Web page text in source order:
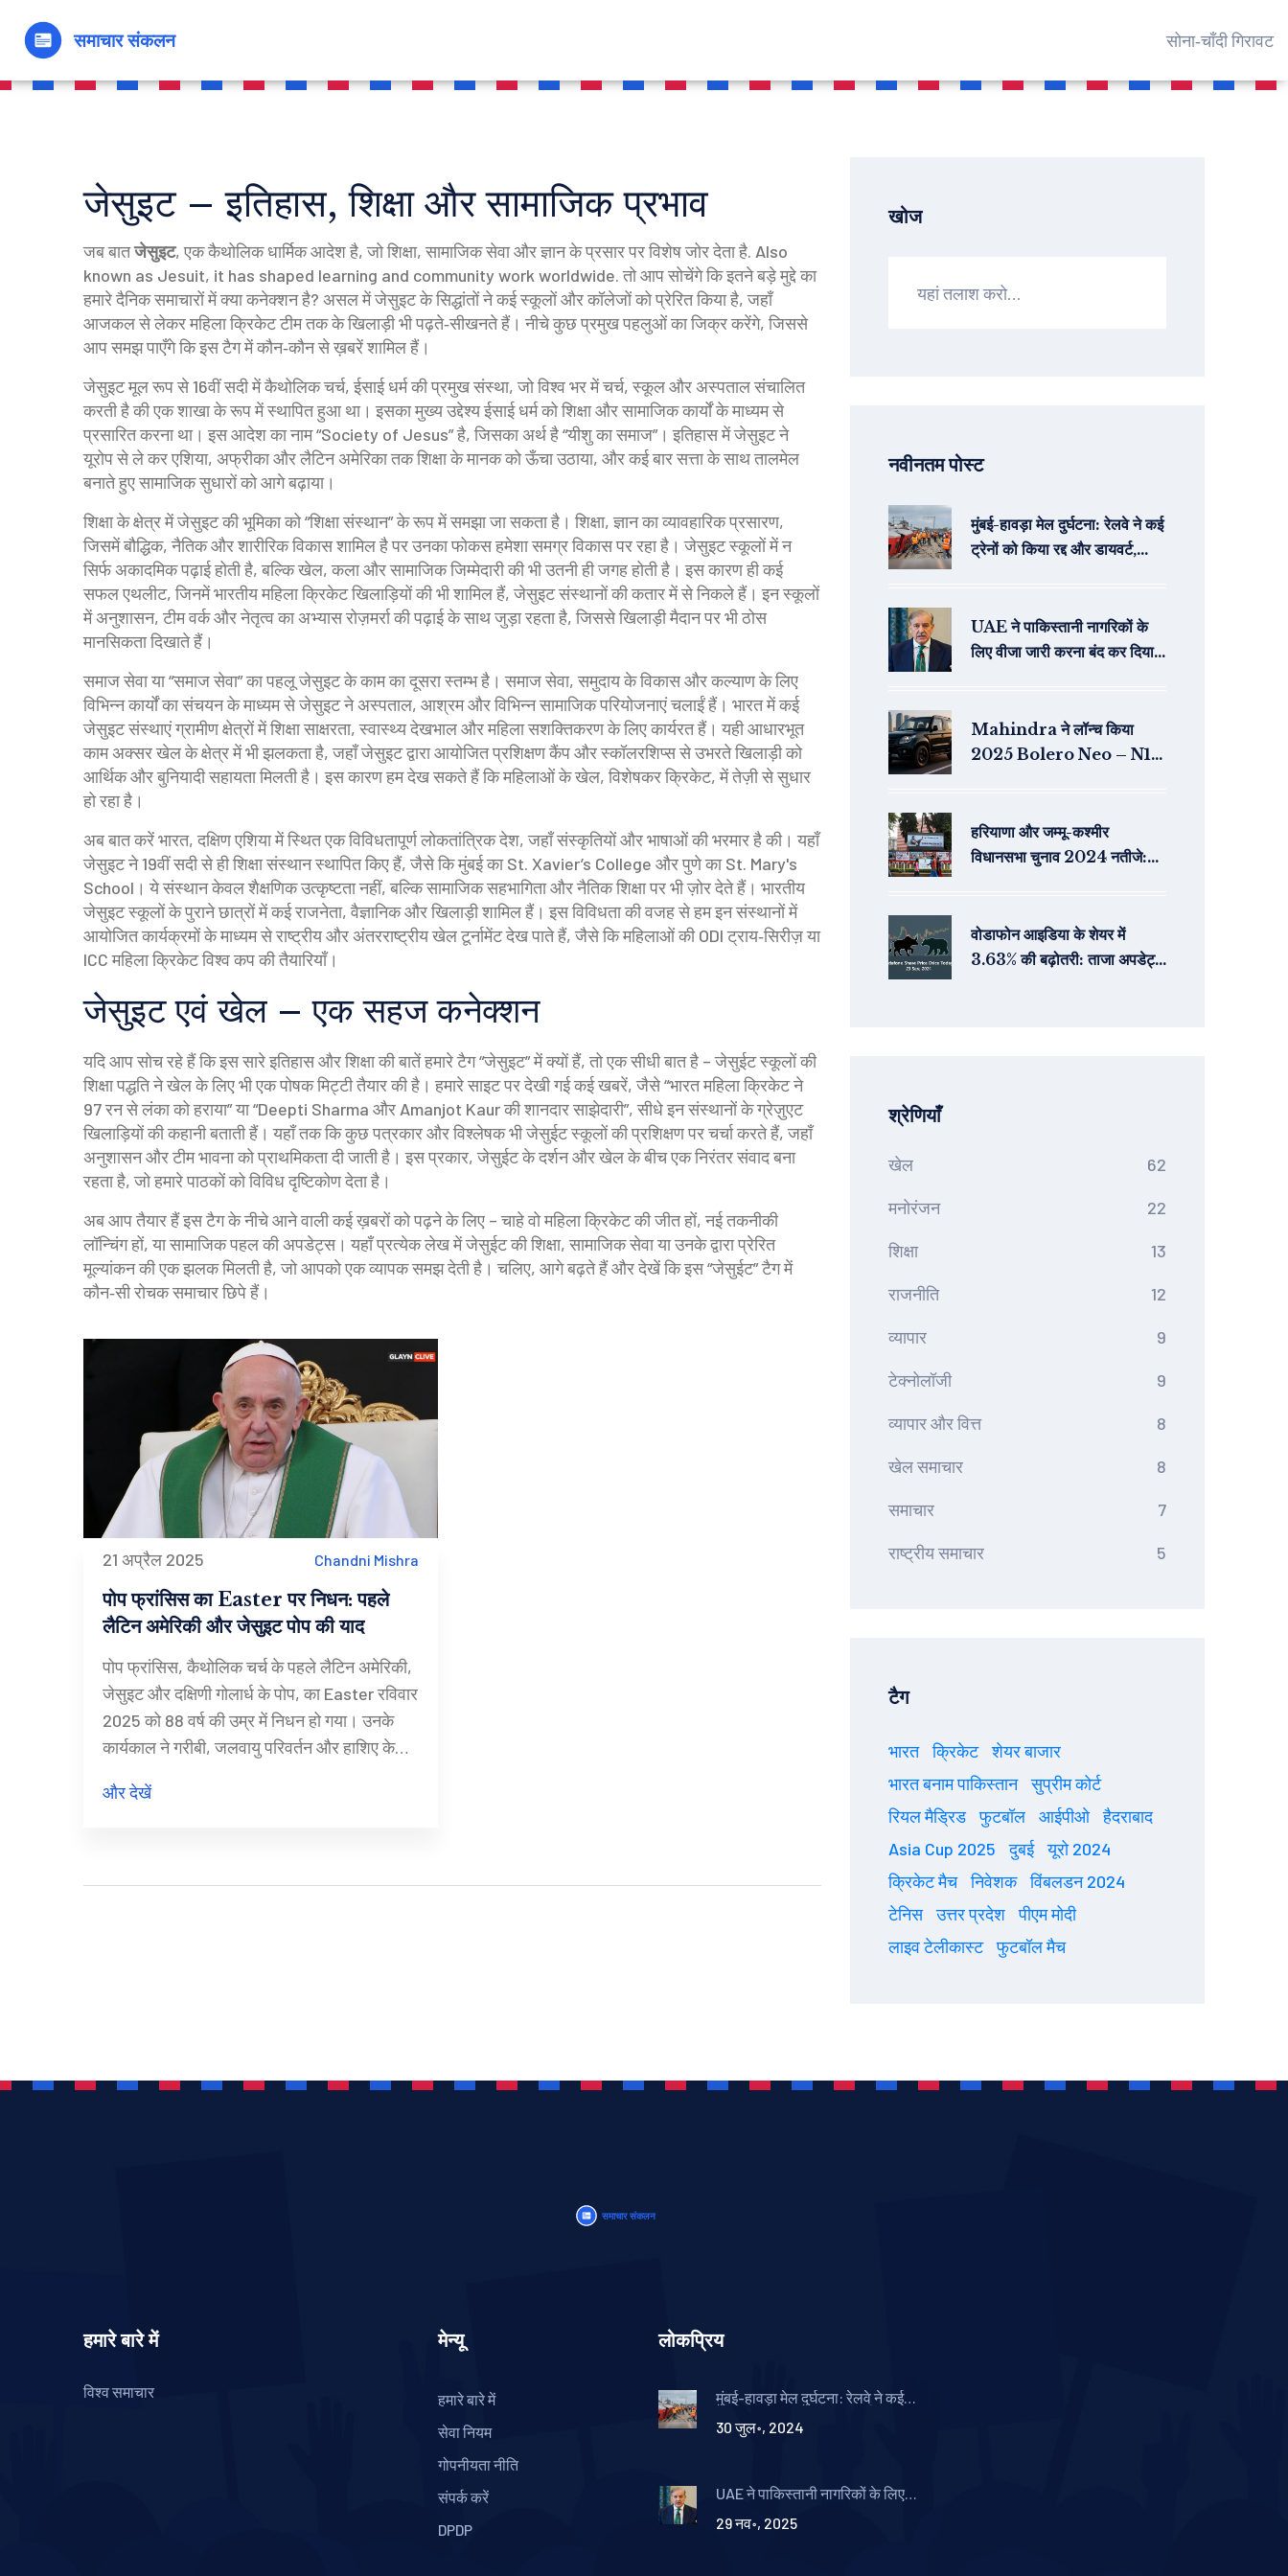
सोना‑चाँदी गिरावट
जेसुइट – इतिहास, शिक्षा और सामाजिक प्रभाव
जब बातजेसुइट,एक कैथोलिक धार्मिक आदेश है, जो शिक्षा, सामाजिक सेवा और ज्ञान के प्रसार पर विशेष जोर देता है. Also
known as Jesuit, it has shaped learning and community work worldwide.तो आप सोचेंगे कि इतने बड़े मुद्दे का
हमारे दैनिक समाचारों में क्या कनेक्शन है? असल में जेसुइट के सिद्धांतों ने कई स्कूलों और कॉलेजों को प्रेरित किया है, जहाँ
आजकल से लेकर महिला क्रिकेट टीम तक के खिलाड़ी भी पढ़ते‑सीखनते हैं। नीचे कुछ प्रमुख पहलुओं का जिक्र करेंगे, जिससे
आप समझ पाएँगे कि इस टैग में कौन‑कौन से ख़बरें शामिल हैं।
जेसुइट मूल रूप से 16वीं सदी मेंकैथोलिक चर्च,ईसाई धर्म की प्रमुख संस्था, जो विश्व भर में चर्च, स्कूल और अस्पताल संचालित
करती हैकी एक शाखा के रूप में स्थापित हुआ था। इसका मुख्य उद्देश्य ईसाई धर्म को शिक्षा और सामाजिक कार्यों के माध्यम से
प्रसारित करना था। इस आदेश का नाम “Society of Jesus” है, जिसका अर्थ है “यीशु का समाज”। इतिहास में जेसुइट ने
यूरोप से ले कर एशिया, अफ्रीका और लैटिन अमेरिका तक शिक्षा के मानक को ऊँचा उठाया, और कई बार सत्ता के साथ तालमेल
बनाते हुए सामाजिक सुधारों को आगे बढ़ाया।
शिक्षा के क्षेत्र में जेसुइट की भूमिका को “शिक्षा संस्थान” के रूप में समझा जा सकता है।शिक्षा,ज्ञान का व्यावहारिक प्रसारण,
जिसमें बौद्धिक, नैतिक और शारीरिक विकास शामिल हैपर उनका फोकस हमेशा समग्र विकास पर रहा है। जेसुइट स्कूलों में न
सिर्फ अकादमिक पढ़ाई होती है, बल्कि खेल, कला और सामाजिक जिम्मेदारी की भी उतनी ही जगह होती है। इस कारण ही कई
सफल एथलीट, जिनमें भारतीय महिला क्रिकेट खिलाड़ियों की भी शामिल हैं, जेसुइट संस्थानों की कतार में से निकले हैं। इन स्कूलों
में अनुशासन, टीम वर्क और नेतृत्व का अभ्यास रोज़मर्रा की पढ़ाई के साथ जुड़ा रहता है, जिससे खिलाड़ी मैदान पर भी ठोस
मानसिकता दिखाते हैं।
समाज सेवा या “समाज सेवा” का पहलू जेसुइट के काम का दूसरा स्तम्भ है।समाज सेवा,समुदाय के विकास और कल्याण के लिए
विभिन्न कार्यों का संचयनके माध्यम से जेसुइट ने अस्पताल, आश्रम और विभिन्न सामाजिक परियोजनाएं चलाईं हैं। भारत में कई
जेसुइट संस्थाएं ग्रामीण क्षेत्रों में शिक्षा साक्षरता, स्वास्थ्य देखभाल और महिला सशक्तिकरण के लिए कार्यरत हैं। यही आधारभूत
काम अक्सर खेल के क्षेत्र में भी झलकता है, जहाँ जेसुइट द्वारा आयोजित प्रशिक्षण कैंप और स्कॉलरशिप्स से उभरते खिलाड़ी को
आर्थिक और बुनियादी सहायता मिलती है। इस कारण हम देख सकते हैं कि महिलाओं के खेल, विशेषकर क्रिकेट, में तेज़ी से सुधार
हो रहा है।
अब बात करेंभारत,दक्षिण एशिया में स्थित एक विविधतापूर्ण लोकतांत्रिक देश, जहाँ संस्कृतियों और भाषाओं की भरमार हैकी। यहाँ
जेसुइट ने 19वीं सदी से ही शिक्षा संस्थान स्थापित किए हैं, जैसे कि मुंबई का St. Xavier’s College और पुणे का St. Mary's
School। ये संस्थान केवल शैक्षणिक उत्कृष्टता नहीं, बल्कि सामाजिक सहभागिता और नैतिक शिक्षा पर भी ज़ोर देते हैं। भारतीय
जेसुइट स्कूलों के पुराने छात्रों में कई राजनेता, वैज्ञानिक और खिलाड़ी शामिल हैं। इस विविधता की वजह से हम इन संस्थानों में
आयोजित कार्यक्रमों के माध्यम से राष्ट्रीय और अंतरराष्ट्रीय खेल टूर्नामेंट देख पाते हैं, जैसे कि महिलाओं की ODI ट्राय‑सिरीज़ या
ICC महिला क्रिकेट विश्व कप की तैयारियाँ।
जेसुइट एवं खेल – एक सहज कनेक्शन
यदि आप सोच रहे हैं कि इस सारे इतिहास और शिक्षा की बातें हमारे टैग “जेसुइट” में क्यों हैं, तो एक सीधी बात है – जेसुईट स्कूलों की
शिक्षा पद्धति ने खेल के लिए भी एक पोषक मिट्टी तैयार की है। हमारे साइट पर देखी गई कई खबरें, जैसे “भारत महिला क्रिकेट ने
97 रन से लंका को हराया” या “Deepti Sharma और Amanjot Kaur की शानदार साझेदारी”, सीधे इन संस्थानों के ग्रेज़ुएट
खिलाड़ियों की कहानी बताती हैं। यहाँ तक कि कुछ पत्रकार और विश्लेषक भी जेसुईट स्कूलों की प्रशिक्षण पर चर्चा करते हैं, जहाँ
अनुशासन और टीम भावना को प्राथमिकता दी जाती है। इस प्रकार, जेसुईट के दर्शन और खेल के बीच एक निरंतर संवाद बना
रहता है, जो हमारे पाठकों को विविध दृष्टिकोण देता है।
अब आप तैयार हैं इस टैग के नीचे आने वाली कई ख़बरों को पढ़ने के लिए – चाहे वो महिला क्रिकेट की जीत हों, नई तकनीकी
लॉन्चिंग हों, या सामाजिक पहल की अपडेट्स। यहाँ प्रत्येक लेख में जेसुईट की शिक्षा, सामाजिक सेवा या उनके द्वारा प्रेरित
मूल्यांकन की एक झलक मिलती है, जो आपको एक व्यापक समझ देती है। चलिए, आगे बढ़ते हैं और देखें कि इस “जेसुईट” टैग में
कौन‑सी रोचक समाचार छिपे हैं।
21 अप्रैल 2025 Chandni Mishra
पोप फ्रांसिस का Easter पर निधन: पहले
लैटिन अमेरिकी और जेसुइट पोप की याद
पोप फ्रांसिस, कैथोलिक चर्च के पहले लैटिन अमेरिकी,
जेसुइट और दक्षिणी गोलार्ध के पोप, का Easter रविवार
2025 को 88 वर्ष की उम्र में निधन हो गया। उनके
कार्यकाल ने गरीबी, जलवायु परिवर्तन और हाशिए के
और देखें
खोज
नवीनतम पोस्ट
मुंबई-हावड़ा मेल दुर्घटना: रेलवे ने कई
ट्रेनों को किया रद्द और डायवर्ट,
UAE ने पाकिस्तानी नागरिकों के
लिए वीजा जारी करना बंद कर दिया,
Mahindra ने लॉन्च किया
2025 Bolero Neo – N11
हरियाणा और जम्मू-कश्मीर
विधानसभा चुनाव 2024 नतीजे:
वोडाफोन आइडिया के शेयर में
3.63% की बढ़ोतरी: ताजा अपडेट्स
श्रेणियाँ
खेल 62
मनोरंजन 22
शिक्षा 13
राजनीति 12
व्यापार 9
टेक्नोलॉजी 9
व्यापार और वित्त 8
खेल समाचार 8
समाचार 7
राष्ट्रीय समाचार 5
टैग
भारत क्रिकेट
शेयर बाजार
भारत बनाम पाकिस्तान
सुप्रीम कोर्ट
रियल मैड्रिड
फुटबॉल आईपीओ
हैदराबाद
Asia Cup 2025
दुबई
यूरो 2024
क्रिकेट मैच
निवेशक
विंबलडन 2024
टेनिस
उत्तर प्रदेश
पीएम मोदी
लाइव टेलीकास्ट
फुटबॉल मैच
हमारे बारे में
विश्व समाचार
मेन्यू
हमारे बारे में
सेवा नियम
गोपनीयता नीति
संपर्क करें
DPDP
लोकप्रिय
मुंबई-हावड़ा मेल दुर्घटना: रेलवे ने कई
कार्य जारी
30 जुल॰, 2024
UAE ने पाकिस्तानी नागरिकों के लिए
डिप्लोमेटिक और ब्लू पासपोर्ट धारकों
29 नव॰, 2025